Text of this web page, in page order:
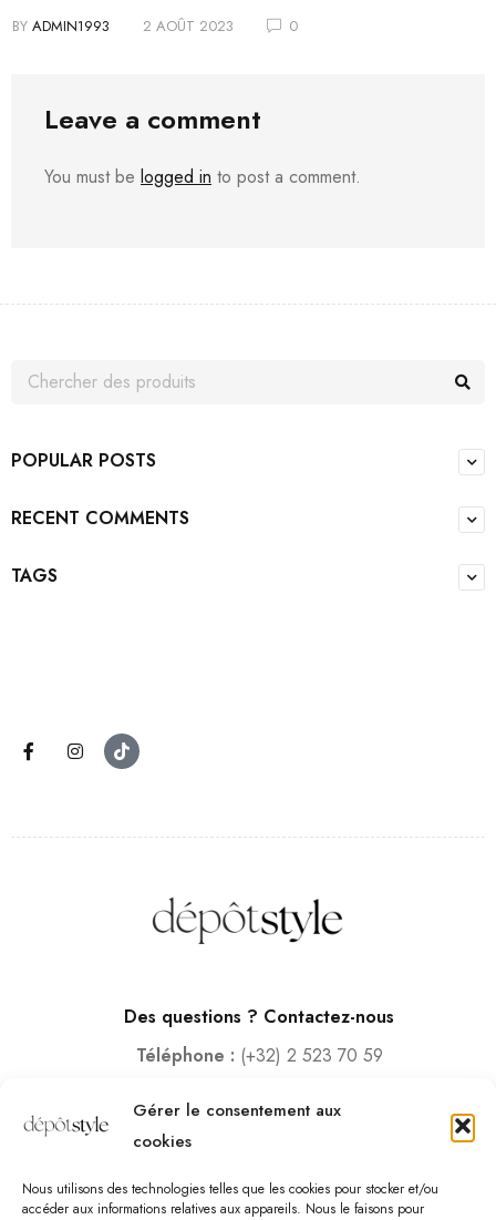
Gérer le consentement aux
cookies
Nous utilisons des technologies telles que les cookies pour stocker et/ou
accéder aux informations relatives aux appareils. Nous le faisons pour
BY ADMIN1993 2 AOÛT 2023 0
Leave a comment
You must be logged in to post a comment.
POPULAR POSTS
RECENT COMMENTS
TAGS
Des questions ? Contactez-nous
Téléphone : (+32) 2 523 70 59
Adresse : Rue des Deux Gares 6, 1070 Bruxelles
Lundi – Samedi :10:00 – 18:30